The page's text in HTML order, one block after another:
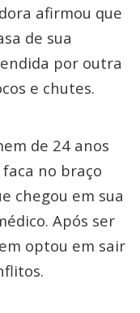
afirmou que
de sua
por outra
e chutes.
de 24 anos
no braço
chegou em sua
Após ser
optou em sair